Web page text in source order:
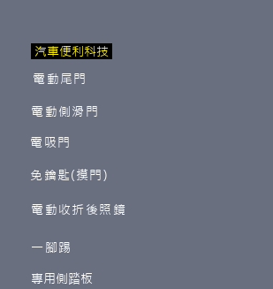
汽車便利科技
電動尾門
電動側滑門
電吸門
免鑰匙(摸門)
電動收折後照鏡
一腳踢
​專用側踏板